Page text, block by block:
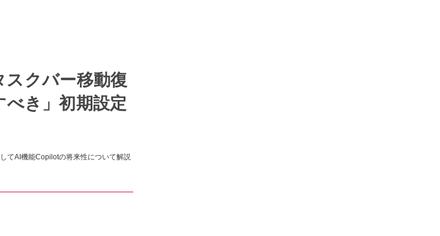
クバー移動復
き」初期設定
てAI機能Copilotの将来性について解説